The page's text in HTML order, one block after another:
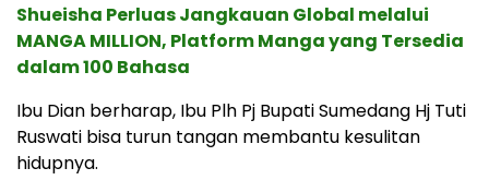
Shueisha Perluas Jangkauan Global melalui
MANGA MILLION, Platform Manga yang Tersedia
dalam 100 Bahasa
Ibu Dian berharap, Ibu Plh Pj Bupati Sumedang Hj Tuti
Ruswati bisa turun tangan membantu kesulitan
hidupnya.